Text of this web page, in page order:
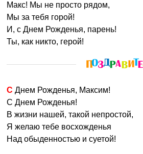
Макс! Мы не просто рядом,
Мы за тебя горой!
И, с Днем Рожденья, парень!
Ты, как никто, герой!
С Днем Рожденья, Максим!
С Днем Рожденья!
В жизни нашей, такой непростой,
Я желаю тебе восхожденья
Над обыденностью и суетой!